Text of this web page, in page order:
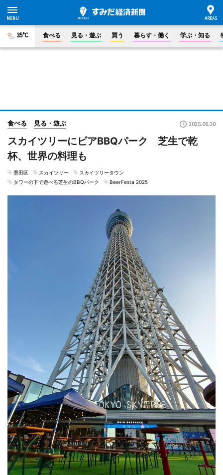
35°C 食べる 見る・遊ぶ 買う 暮らす・働く 学ぶ・知る
食べる 見る・遊ぶ 2025.06.20
スカイツリーにビアBBQパーク 芝生で乾
杯、世界の料理も
墨田区 スカイツリー
スカイツリータウン
タワーの下で遊べる芝生のBBQパーク
BeerFesta 2025